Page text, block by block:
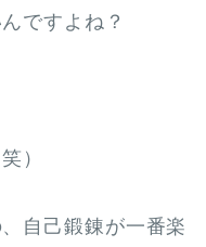
ですよね？
）
自己鍛錬が一番楽